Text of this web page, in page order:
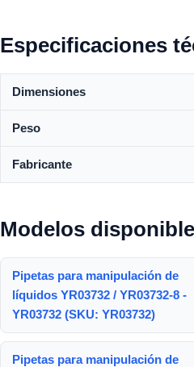
Especificaciones
Dimensiones
Peso
Fabricante
Modelos
Pipetas para manipulación de
líquidos YR03732 / YR03732-8 -
YR03732 (SKU: YR03732)
Pipetas para manipulación de